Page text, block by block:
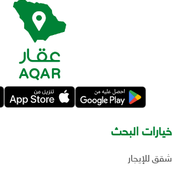
خيارات البحث
شقق للإيجار